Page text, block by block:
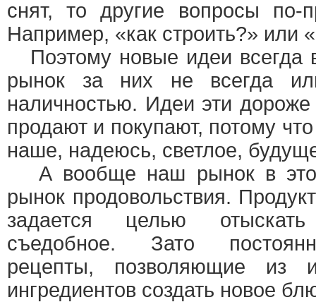
снят, то другие вопросы по-
Например, «как строить?» или
Поэтому новые идеи всегда
рынок за них не всегда
наличностью. Идеи эти дороже
продают и покупают, потому
наше, надеюсь, светлое,
А вообще наш рынок в
рынок продовольствия.
задается целью
съедобное. Зато
рецепты, позволяющие из
ингредиентов создать новое